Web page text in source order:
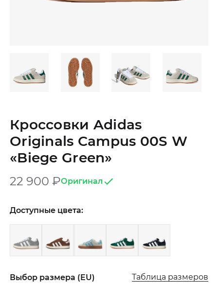
Кроссовки Adidas
Originals Campus 00S W
«Biege Green»
22 900 ₽Оригинал
Доступные цвета:
Выбор размера (EU) Таблица размеров